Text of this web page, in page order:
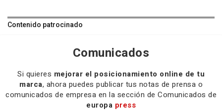
Contenido patrocinado
Comunicados
Si quieres mejorar el posicionamiento online de tu
marca, ahora puedes publicar tus notas de prensa o
comunicados de empresa en la sección de Comunicados de
europa press